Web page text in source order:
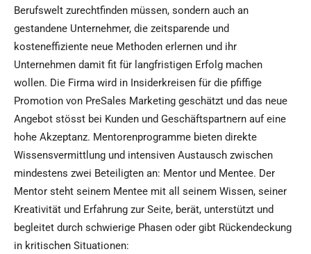
Berufswelt zurechtfinden müssen, sondern auch an
gestandene Unternehmer, die zeitsparende und
kosteneffiziente neue Methoden erlernen und ihr
Unternehmen damit fit für langfristigen Erfolg machen
wollen. Die Firma wird in Insiderkreisen für die pfiffige
Promotion von PreSales Marketing geschätzt und das neue
Angebot stösst bei Kunden und Geschäftspartnern auf eine
hohe Akzeptanz. Mentorenprogramme bieten direkte
Wissensvermittlung und intensiven Austausch zwischen
mindestens zwei Beteiligten an: Mentor und Mentee. Der
Mentor steht seinem Mentee mit all seinem Wissen, seiner
Kreativität und Erfahrung zur Seite, berät, unterstützt und
begleitet durch schwierige Phasen oder gibt Rückendeckung
in kritischen Situationen: